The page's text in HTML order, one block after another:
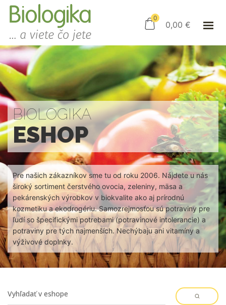
ESHOP
AKO NAKUPOVAŤ
KAMENNÝ OBCHOD
KONTAKT
0
0,00 €
PRIHLÁSENIE
BIOLOGIKA
ESHOP
Pre našich zákazníkov sme tu od roku 2006. Nájdete u nás
široký sortiment čerstvého ovocia, zeleniny, mäsa a
pekárenských výrobkov v biokvalite ako aj prírodnú
kozmetiku a ekodrogériu. Samozrejmosťou sú potraviny pre
ľudí so špecifickými potrebami (potravinové intolerancie) a
potraviny pre tých najmenších. Nechýbaju ani vitamíny a
výživové doplnky.